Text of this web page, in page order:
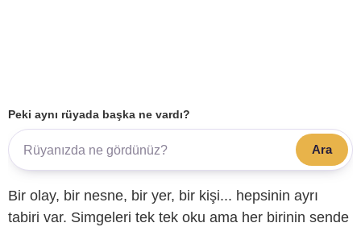
Peki aynı rüyada başka ne vardı?
Ara
Bir olay, bir nesne, bir yer, bir kişi... hepsinin ayrı
tabiri var. Simgeleri tek tek oku ama her birinin sende